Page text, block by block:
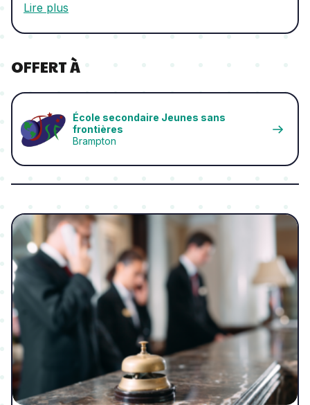
Lire plus
OFFERT À
École secondaire Jeunes sans
frontières
Brampton